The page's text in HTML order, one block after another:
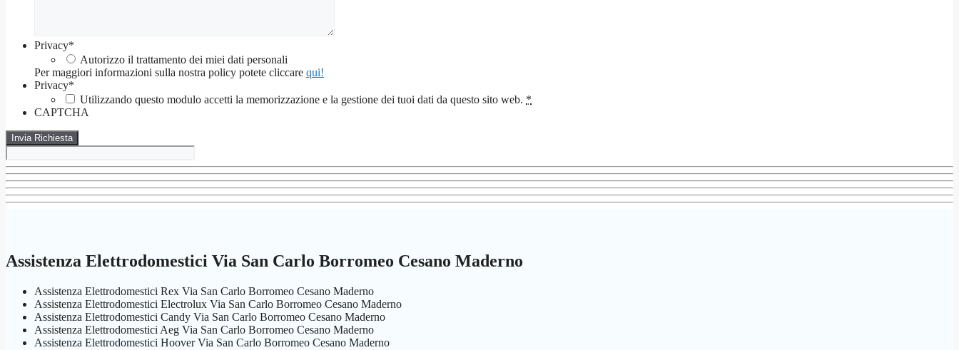
Privacy*
Autorizzo il trattamento dei miei dati personali
Per maggiori informazioni sulla nostra policy potete cliccare qui!
Privacy*
Utilizzando questo modulo accetti la memorizzazione e la gestione dei tuoi dati da questo sito web. *
CAPTCHA
Assistenza Elettrodomestici Via San Carlo Borromeo Cesano Maderno
Assistenza Elettrodomestici Rex Via San Carlo Borromeo Cesano Maderno
Assistenza Elettrodomestici Electrolux Via San Carlo Borromeo Cesano Maderno
Assistenza Elettrodomestici Candy Via San Carlo Borromeo Cesano Maderno
Assistenza Elettrodomestici Aeg Via San Carlo Borromeo Cesano Maderno
Assistenza Elettrodomestici Hoover Via San Carlo Borromeo Cesano Maderno